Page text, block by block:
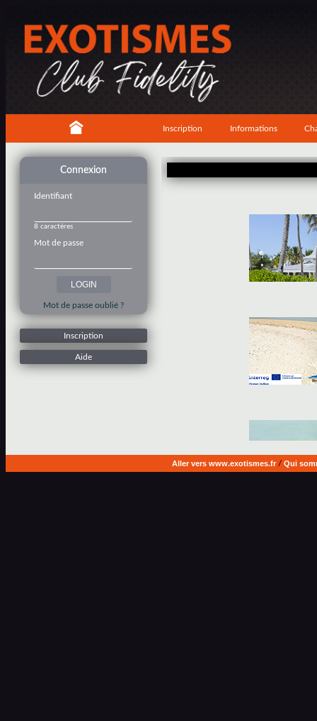
Inscription Informations
Connexion
Identifiant
8 caractères
Mot de passe
Mot de passe oublié ?
Inscription
Aide
Aller vers www.exotismes.fr/ Qui